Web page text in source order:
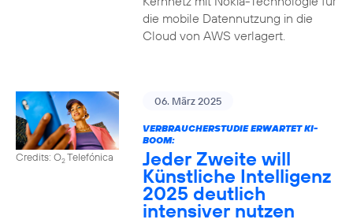
die mobile Datennutzung in die
Cloud von AWS verlagert.
Credits: O2Telefónica
06. März 2025
VERBRAUCHERSTUDIE ERWARTET KI-
BOOM:
Jeder Zweite will
Künstliche Intelligenz
2025 deutlich
intensiver nutzen